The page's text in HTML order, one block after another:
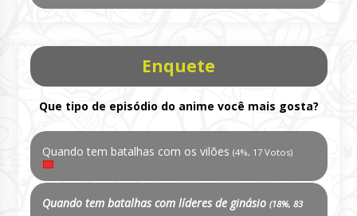
Enquete
Que tipo de episódio do anime você mais gosta?
Quando tem batalhas com os vilões (4%, 17 Votos)
Quando tem batalhas com líderes de ginásio (18%, 83